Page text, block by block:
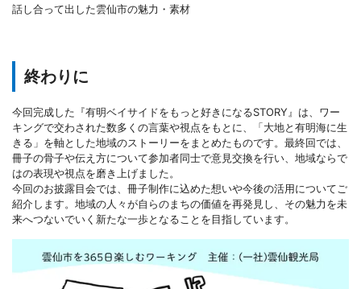
話し合って出した雲仙市の魅力・素材
終わりに
今回完成した『有明ベイサイドをもっと好きになるSTORY』は、ワー
キングで交わされた数多くの言葉や視点をもとに、「大地と有明海に生
きる」を軸とした地域のストーリーをまとめたものです。最終回では、
冊子の骨子や伝え方について参加者同士で意見交換を行い、地域ならで
はの表現や視点を磨き上げました。
今回のお披露目会では、冊子制作に込めた想いや今後の活用についてご
紹介します。地域の人々が自らのまちの価値を再発見し、その魅力を未
来へつないでいく新たな一歩となることを目指しています。